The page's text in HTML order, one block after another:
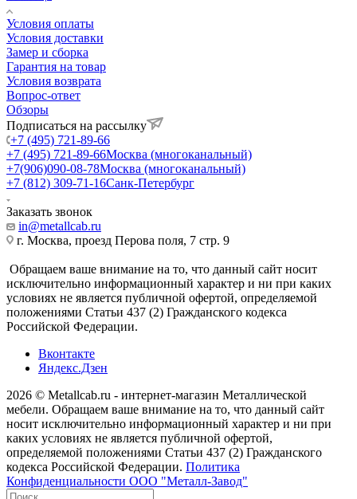
Условия оплаты
Условия доставки
Замер и сборка
Гарантия на товар
Условия возврата
Вопрос-ответ
Обзоры
Подписаться на рассылку
+7 (495) 721-89-66
+7 (495) 721-89-66Москва (многоканальный)
+7(906)090-08-78Москва (многоканальный)
+7 (812) 309-71-16Санк-Петербург
Заказать звонок
in@metallcab.ru
г. Москва, проезд Перова поля, 7 стр. 9
Обращаем ваше внимание на то, что данный сайт носит
исключительно информационный характер и ни при каких
условиях не является публичной офертой, определяемой
положениями Статьи 437 (2) Гражданского кодекса
Российской Федерации.
Вконтакте
Яндекс.Дзен
2026 © Metallcab.ru - интернет-магазин Металлической
мебели. Обращаем ваше внимание на то, что данный сайт
носит исключительно информационный характер и ни при
каких условиях не является публичной офертой,
определяемой положениями Статьи 437 (2) Гражданского
кодекса Российской Федерации. Политика
Конфиденциальности ООО "Металл-Завод"